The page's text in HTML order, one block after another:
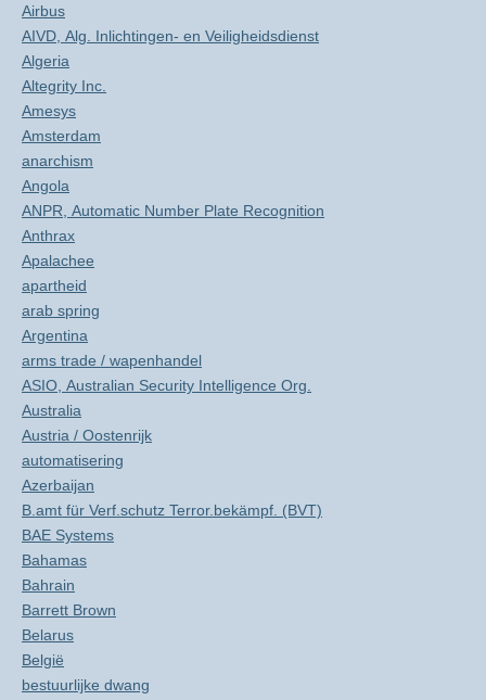
Airbus
AIVD, Alg. Inlichtingen- en Veiligheidsdienst
Algeria
Altegrity Inc.
Amesys
Amsterdam
anarchism
Angola
ANPR, Automatic Number Plate Recognition
Anthrax
Apalachee
apartheid
arab spring
Argentina
arms trade / wapenhandel
ASIO, Australian Security Intelligence Org.
Australia
Austria / Oostenrijk
automatisering
Azerbaijan
B.amt für Verf.schutz Terror.bekämpf. (BVT)
BAE Systems
Bahamas
Bahrain
Barrett Brown
Belarus
België
bestuurlijke dwang